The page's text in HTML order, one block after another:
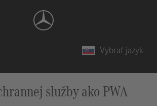
Vybrať jazyk
služby ako PWA